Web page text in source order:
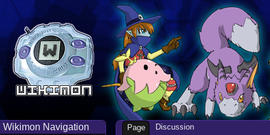
Page Discussion
Wikimon Navigation